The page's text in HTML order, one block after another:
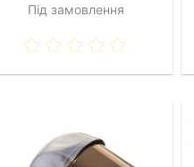
Під замовлення